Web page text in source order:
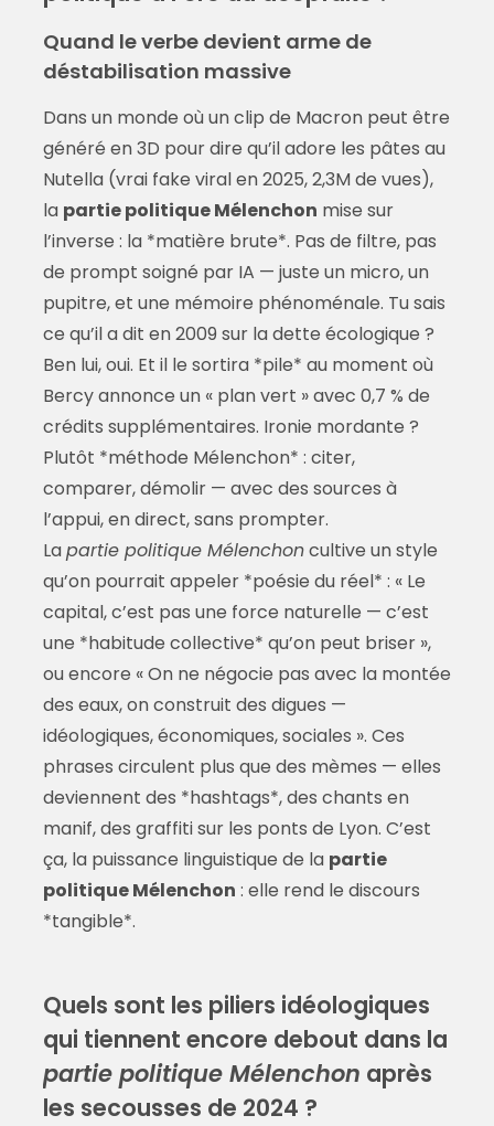
Quand le verbe devient arme de
déstabilisation massive
Dans un monde où un clip de Macron peut être
généré en 3D pour dire qu’il adore les pâtes au
Nutella (vrai fake viral en 2025, 2,3M de vues),
la partie politique Mélenchon mise sur
l’inverse : la *matière brute*. Pas de filtre, pas
de prompt soigné par IA — juste un micro, un
pupitre, et une mémoire phénoménale. Tu sais
ce qu’il a dit en 2009 sur la dette écologique ?
Ben lui, oui. Et il le sortira *pile* au moment où
Bercy annonce un « plan vert » avec 0,7 % de
crédits supplémentaires. Ironie mordante ?
Plutôt *méthode Mélenchon* : citer,
comparer, démolir — avec des sources à
l’appui, en direct, sans prompter.
Lapartie politique Mélenchoncultive un style
qu’on pourrait appeler *poésie du réel* : « Le
capital, c’est pas une force naturelle — c’est
une *habitude collective* qu’on peut briser »,
ou encore « On ne négocie pas avec la montée
des eaux, on construit des digues —
idéologiques, économiques, sociales ». Ces
phrases circulent plus que des mèmes — elles
deviennent des *hashtags*, des chants en
manif, des graffiti sur les ponts de Lyon. C’est
ça, la puissance linguistique de la partie
politique Mélenchon : elle rend le discours
*tangible*.
Quels sont les piliers idéologiques
qui tiennent encore debout dans la
partie politique Mélenchon après
les secousses de 2024 ?